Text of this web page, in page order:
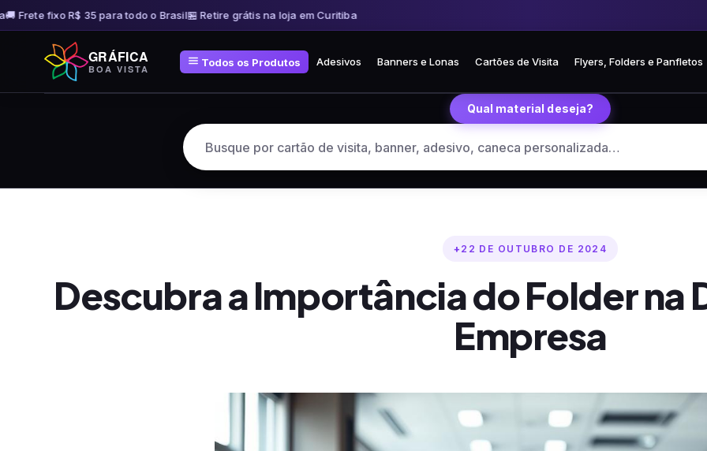
fixo R$ 35 para todo o Brasil🏪 Retire grátis na loja em Curitiba🚚 Frete fixo R$ 35 para todo o Brasil
conteúdo
GRÁFICA
BOA VISTA
Todos os Produtos Adesivos Banners e Lonas Cartões de Visita Flyers, Folders e Panfletos
Qual material deseja?
22 DE OUTUBRO DE 2024
Descubra a Importância do Folder na
Empresa